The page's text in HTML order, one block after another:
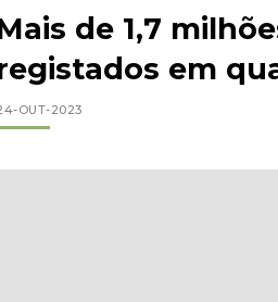
de 1,7
em
OUT-2023